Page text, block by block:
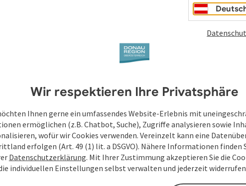
Wir respektieren Ihre Privatsphäre
Ihnen gerne ein umfassendes Website-Erlebnis mit
ermöglichen (z.B. Chatbot, Suche), Zugriffe analysieren sowie
wofür wir Cookies verwenden. Vereinzelt kann eine
erfolgen (Art. 49 (1) lit. a DSGVO). Nähere Informationen finden
Datenschutzerklärung. Mit Ihrer Zustimmung akzeptieren Sie die
individuellen Einstellungen selbst verwalten und jederzeit